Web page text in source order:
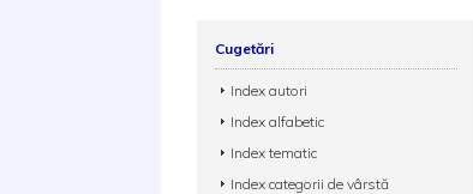
Cugetări
Index autori
Index alfabetic
Index tematic
Index categorii de vârstă